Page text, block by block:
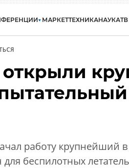
МАРКЕТТЕХНИКАНАУКАТВ
работу крупнейший
беспилотных